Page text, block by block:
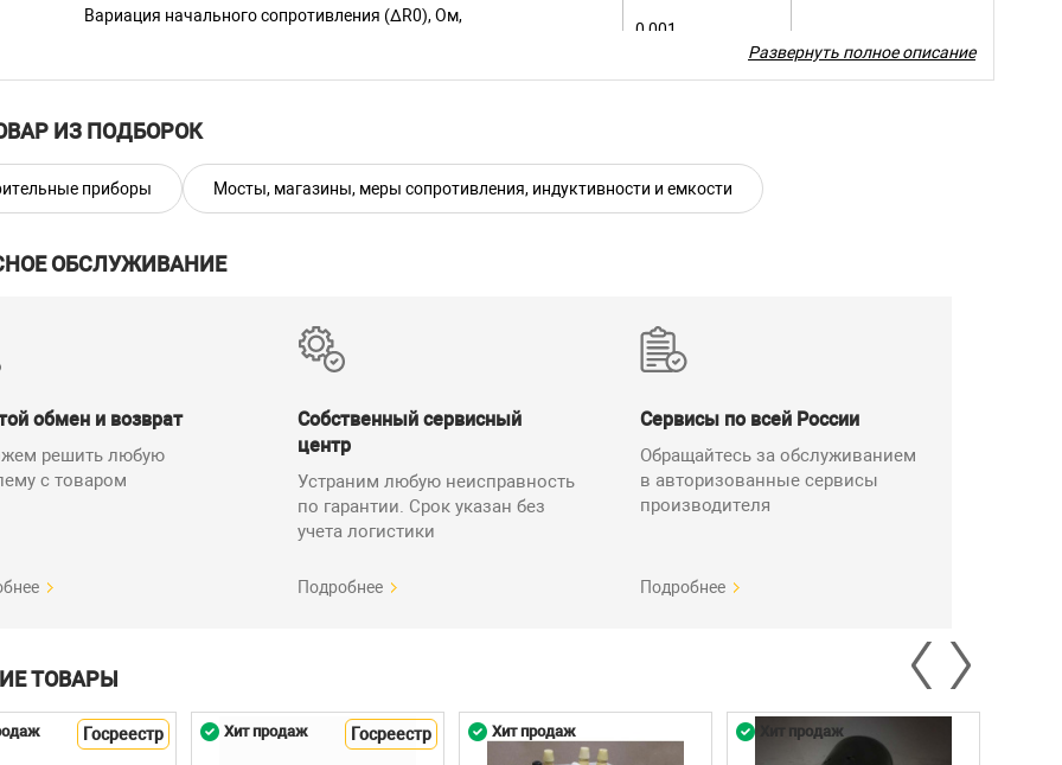
Вариация начального сопротивления (∆R0), Ом,
0,001
начального сопротивления при установке всех декадных
Габаритные размеры (высота×ширина×длина), мм,
не более
не более
влажность, %
от 30 до 80
поставки меры сопротивления многозначной ПрофКиП МС3070-1
электрического сопротивления постоянного тока многозначная ПрофКиП МС3070-1 – 1 экз.
по эксплуатации ПРШН.411642.200-2020 РЭ – 1 экз.
ПРШН.411642.200-2020 ПС – 1 экз.
– 1 комплект
Развернуть полное описание
ИЗ ПОДБОРОК
приборы Мосты, магазины, меры сопротивления, индуктивности и емкости
ОБСЛУЖИВАНИЕ
обмен и возврат
решить любую
с товаром
Собственный сервисный
центр
Устраним любую неисправность
по гарантии. Срок указан без
учета логистики
Подробнее
Сервисы по всей России
Обращайтесь за обслуживанием
в авторизованные сервисы
производителя
Подробнее
ТОВАРЫ
Госреестр Хит продаж Госреестр Хит продаж Хит продаж